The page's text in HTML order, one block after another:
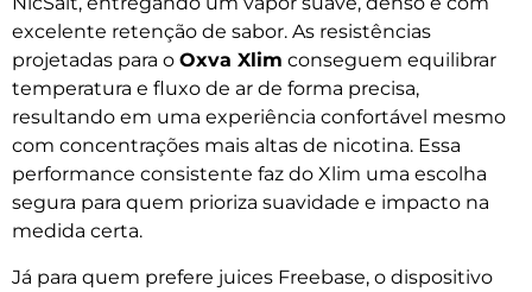
excelente retenção de sabor. As resistências
projetadas para o Oxva Xlim conseguem equilibrar
temperatura e fluxo de ar de forma precisa,
resultando em uma experiência confortável mesmo
com concentrações mais altas de nicotina. Essa
performance consistente faz do Xlim uma escolha
segura para quem prioriza suavidade e impacto na
medida certa.
Já para quem prefere juices Freebase, o dispositivo